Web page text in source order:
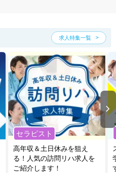
求人特集一覧
セラピスト
高年収＆土日休みを狙え
る！人気の訪問リハ求人を
ご紹介します！